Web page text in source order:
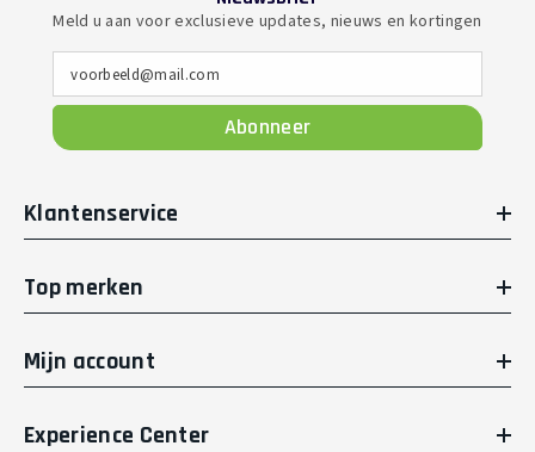
Meld u aan voor exclusieve updates, nieuws en kortingen
voorbeeld@mail.com
Abonneer
Klantenservice
Top merken
Mijn account
Experience Center